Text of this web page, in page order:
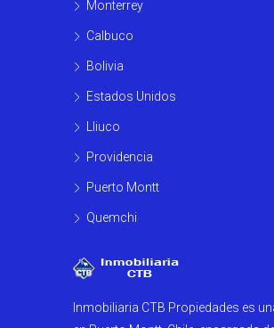
Monterrey
Calbuco
Bolivia
Estados Unidos
Lliuco
Providencia
Puerto Montt
Quemchi
Inmobiliaria CTB Propiedades es